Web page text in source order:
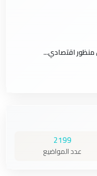
منظور اقتصادي...
2199
عدد المواضيع